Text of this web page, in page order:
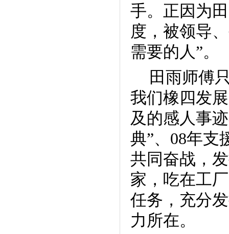
手。正因为
度，被领导
需要的人”。
田雨师傅
我们橡四发
及的感人事
典”、 08年支
共同奋战，
家，吃在工
任务，充分
力所在。